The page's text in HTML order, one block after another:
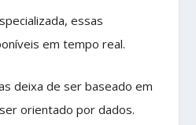
essas
em tempo real.
deixa de ser baseado em
orientado por dados.